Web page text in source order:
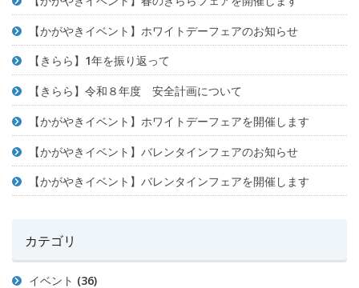
【かがやきイベント】ホワイトデーフェアのお知らせ
【きらら】1年を振り返って
【きらら】令和８年度 安全計画について
【かがやきイベント】ホワイトデーフェアを開催します
【かがやきイベント】バレンタインフェアのお知らせ
【かがやきイベント】バレンタインフェアを開催します
カテゴリ
イベント (36)